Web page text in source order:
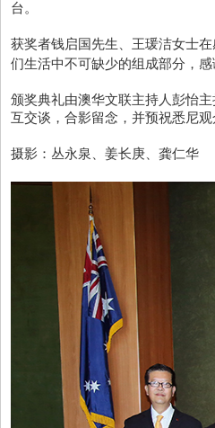
台。
获奖者钱启国先生、王瑗洁女士
们生活中不可缺少的组成部分，
颁奖典礼由澳华文联主持人彭怡
互交谈，合影留念，并预祝悉尼
摄影：丛永泉、姜长庚、